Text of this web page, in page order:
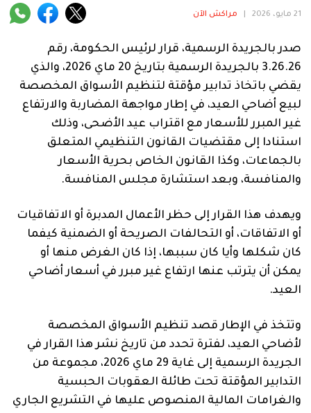
21 مايو، 2026 مراكش الآن
صدر بالجريدة الرسمية، قرار لرئيس الحكومة، رقم
3.26.26 بالجريدة الرسمية بتاريخ 20 ماي 2026، والذي
يقضي باتخاذ تدابير مؤقتة لتنظيم الأسواق المخصصة
لبيع أضاحي العيد، في إطار مواجهة المضاربة والارتفاع
غير المبرر للأسعار مع اقتراب عيد الأضحى، وذلك
استنادا إلى مقتضيات القانون التنظيمي المتعلق
بالجماعات، وكذا القانون الخاص بحرية الأسعار
والمنافسة، وبعد استشارة مجلس المنافسة.
ويهدف هذا القرار إلى حظر الأعمال المدبرة أو الاتفاقيات
أو الاتفاقات، أو التحالفات الصريحة أو الضمنية كيفما
كان شكلها وأيا كان سببها، إذا كان الغرض منها أو
يمكن أن يترتب عنها ارتفاع غير مبرر في أسعار أضاحي
العيد.
وتتخذ في الإطار قصد تنظيم الأسواق المخصصة
لأضاحي العيد، لفترة تحدد من تاريخ نشر هذا القرار في
الجريدة الرسمية إلى غاية 29 ماي 2026، مجموعة من
التدابير المؤقتة تحت طائلة العقوبات الحبسية
والغرامات المالية المنصوص عليها في التشريع الجاري